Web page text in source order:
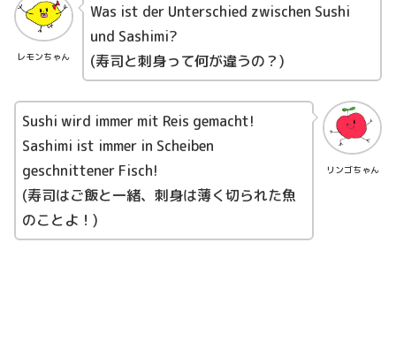
レモンちゃん
Was ist der Unterschied zwischen Sushi
und Sashimi?
(寿司と刺身って何が違うの？)
リンゴちゃん
Sushi wird immer mit Reis gemacht!
Sashimi ist immer in Scheiben
geschnittener Fisch!
(寿司はご飯と一緒、刺身は薄く切られた魚
のことよ！)